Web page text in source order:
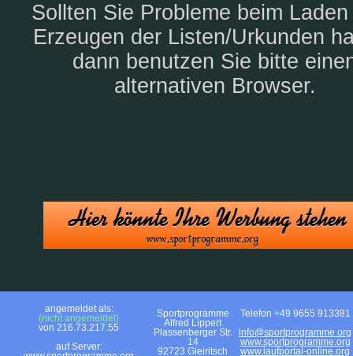
Sollten Sie Probleme beim
Erzeugen der Listen/Urkunden
dann benutzen Sie bitte
alternativen Browser.
angemeldet als:
(nicht angemeldet)
von 216.73.217.55
auf Server:
Sportprogramme
Alfred Lippert
Plassenberger Str.
14
92723 Gleiritsch
Telefon +49 9655 913381
info@sportprogramme.org
www.sportprogramme.org
www.laufportal-online.org